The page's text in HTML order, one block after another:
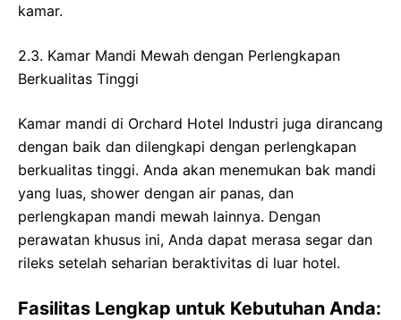
kamar.
2.3. Kamar Mandi Mewah dengan Perlengkapan
Berkualitas Tinggi
Kamar mandi di Orchard Hotel Industri juga dirancang
dengan baik dan dilengkapi dengan perlengkapan
berkualitas tinggi. Anda akan menemukan bak mandi
yang luas, shower dengan air panas, dan
perlengkapan mandi mewah lainnya. Dengan
perawatan khusus ini, Anda dapat merasa segar dan
rileks setelah seharian beraktivitas di luar hotel.
Fasilitas Lengkap untuk Kebutuhan Anda: